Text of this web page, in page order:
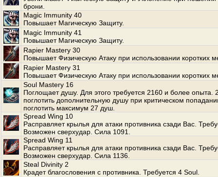
брони.
Magic Immunity 40
Повышает Магическую Защиту.
Magic Immunity 41
Повышает Магическую Защиту.
Rapier Mastery 30
Повышает Физическую Атаку при использовании коротких
Rapier Mastery 31
Повышает Физическую Атаку при использовании коротких
Soul Mastery 16
Поглощает душу. Для этого требуется 2160 и более опыта.
поглотить дополнительную душу при критическом
поглотить максимум 27 душ.
Spread Wing 10
Расправляет крылья для атаки противника сзади Вас.
Возможен сверхудар. Сила 1091.
Spread Wing 11
Расправляет крылья для атаки противника сзади Вас.
Возможен сверхудар. Сила 1136.
Steal Divinity 2
Крадет благословения с противника. Требуется 4 Soul.